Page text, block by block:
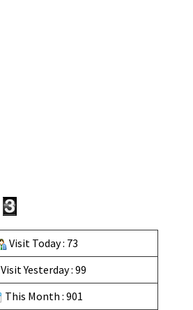
Visit Today : 73
Visit Yesterday : 99
This Month : 901